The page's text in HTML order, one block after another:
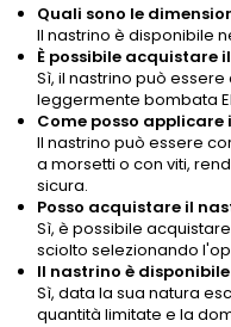
Quali sono le
Il nastrino è disponibile
È possibile acquistare
Sì, il nastrino può
leggermente bombata
Come posso
Il nastrino può essere
a morsetti o con viti,
sicura.
Posso acquistare il
Sì, è possibile
sciolto selezionando
Il nastrino è
Sì, data la sua natura
quantità limitate e la